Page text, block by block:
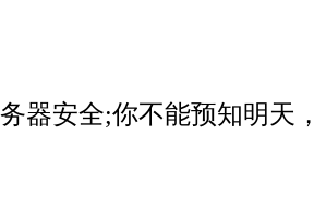
器安全;你不能预知明天